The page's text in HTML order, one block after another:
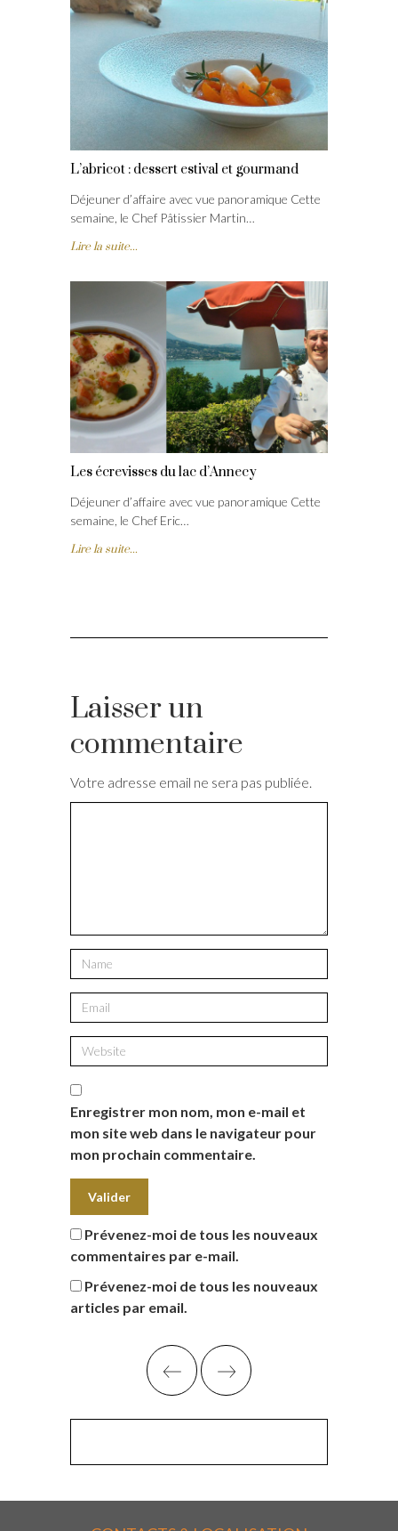
L’abricot : dessert estival et gourmand
Déjeuner d’affaire avec vue panoramique Cette
semaine, le Chef Pâtissier Martin…
Lire la suite...
Les écrevisses du lac d’Annecy
Déjeuner d’affaire avec vue panoramique Cette
semaine, le Chef Eric…
Lire la suite...
Laisser un
commentaire
Votre adresse email ne sera pas publiée.
Enregistrer mon nom, mon e-mail et
mon site web dans le navigateur pour
mon prochain commentaire.
Prévenez-moi de tous les nouveaux
commentaires par e-mail.
Prévenez-moi de tous les nouveaux
articles par email.